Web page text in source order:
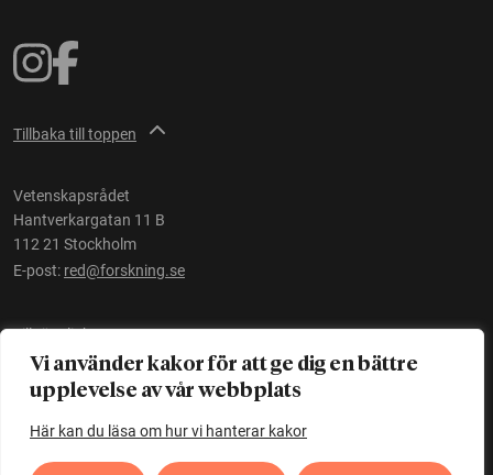
Vi använder kakor för att ge dig en bättre
upplevelse av vår webbplats
Här kan du läsa om hur vi hanterar kakor
Tillbaka till toppen
Vetenskapsrådet
Hantverkargatan 11 B
112 21 Stockholm
E-post: red@forskning.se
Tillgänglighet
Ett initiativ avVetenskapsrådet